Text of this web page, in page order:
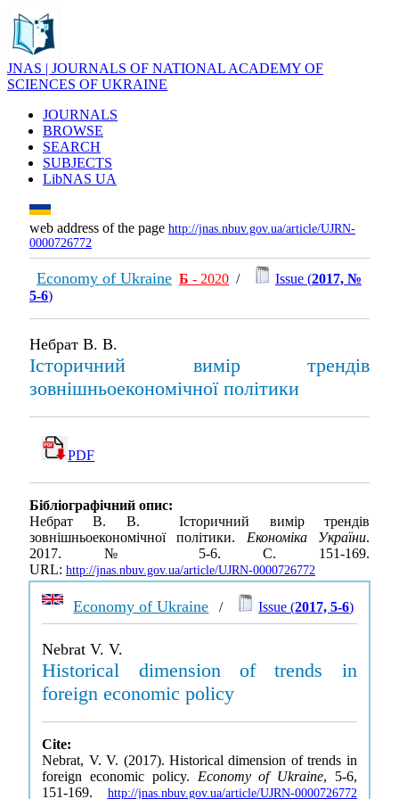
JNAS | JOURNALS OF NATIONAL ACADEMY OF
SCIENCES OF UKRAINE
JOURNALS
BROWSE
SEARCH
SUBJECTS
LibNAS UA
web address of the page http://jnas.nbuv.gov.ua/article/UJRN-
0000726772
Economy of Ukraine Б - 2020 / Issue (2017, №
5-6)
Небрат В. В.
Історичний вимір трендів
зовнішньоекономічної політики
PDF
Бібліографічний опис:
Небрат В. В. Історичний вимір трендів
зовнішньоекономічної політики. Економіка України.
2017. № 5-6. С. 151-169.
URL: http://jnas.nbuv.gov.ua/article/UJRN-0000726772
Economy of Ukraine / Issue (2017, 5-6)
Nebrat V. V.
Historical dimension of trends in
foreign economic policy
Cite:
Nebrat, V. V. (2017). Historical dimension of trends in
foreign economic policy. Economy of Ukraine, 5-6,
151-169. http://jnas.nbuv.gov.ua/article/UJRN-0000726772